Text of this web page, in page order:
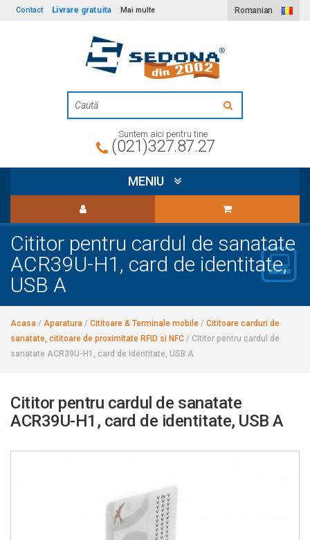
Contact Livrare gratuita Mai multe Romanian
Suntem aici pentru tine
(021)327.87.27
MENIU
Cititor pentru cardul de sanatate
ACR39U-H1, card de identitate,
USB A
Acasa / Aparatura / Cititoare & Terminale mobile / Cititoare carduri de
sanatate, cititoare de proximitate RFID si NFC / Cititor pentru cardul de
sanatate ACR39U-H1, card de identitate, USB A
Cititor pentru cardul de sanatate
ACR39U-H1, card de identitate, USB A